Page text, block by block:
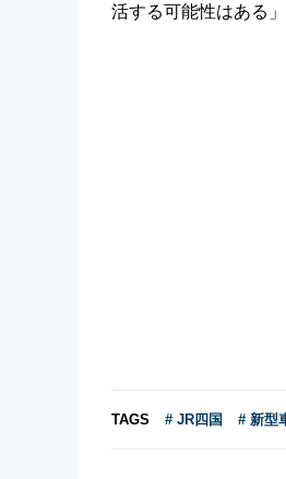
活する可能性はある」
TAGS # JR四国 # 新型